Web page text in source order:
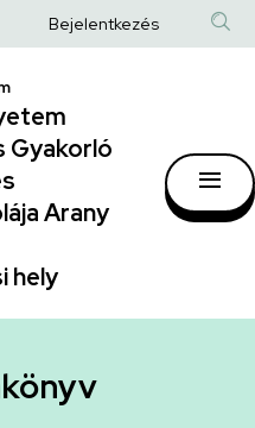
Anonim
fiók
menüje
Bejelentkezés
Gyakorló
Arany
hely